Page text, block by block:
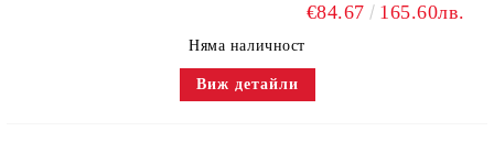
€84.67 165.60лв.
Няма наличност
Виж детайли